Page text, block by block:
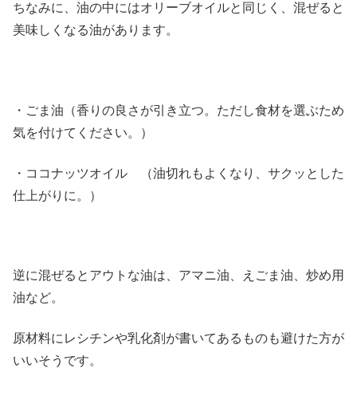
ちなみに、油の中にはオリーブオイルと同じく、混ぜると
美味しくなる油があります。
・ごま油（香りの良さが引き立つ。ただし食材を選ぶため
気を付けてください。）
・ココナッツオイル （油切れもよくなり、サクッとした
仕上がりに。）
逆に混ぜるとアウトな油は、アマニ油、えごま油、炒め用
油など。
原材料にレシチンや乳化剤が書いてあるものも避けた方が
いいそうです。